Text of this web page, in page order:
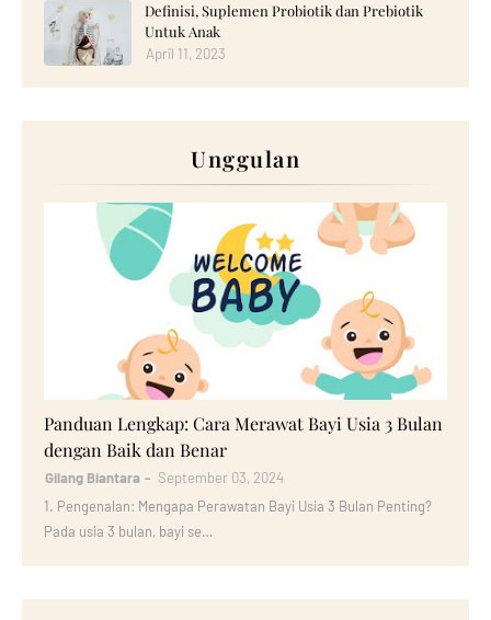
Definisi, Suplemen Probiotik dan Prebiotik
Untuk Anak
April 11, 2023
Unggulan
Panduan Lengkap: Cara Merawat Bayi Usia 3 Bulan
dengan Baik dan Benar
Gilang Biantara
September 03, 2024
1. Pengenalan: Mengapa Perawatan Bayi Usia 3 Bulan Penting?
Pada usia 3 bulan, bayi se…